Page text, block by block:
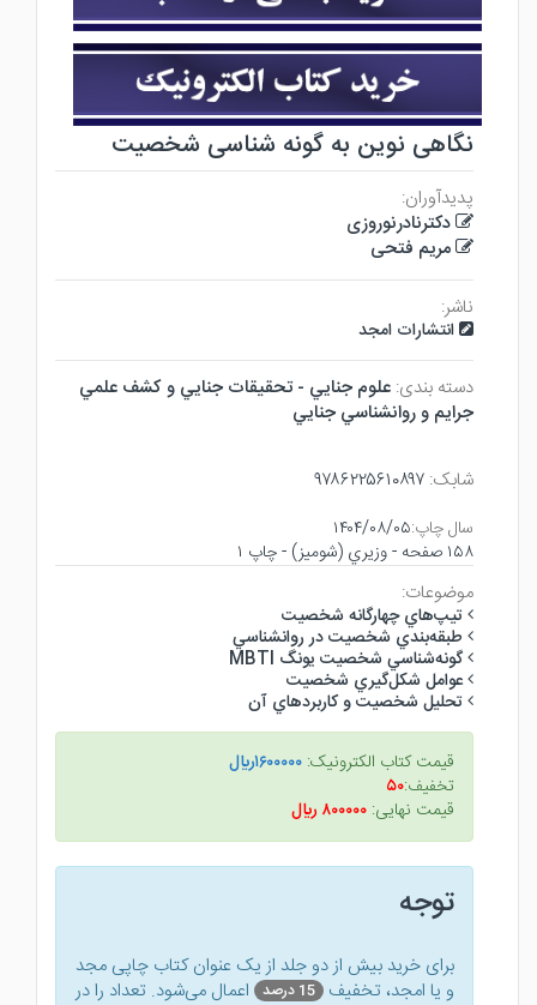
نگاهی نوین به گونه شناسی شخصیت
پدیدآوران:
دکترنادرنوروزی
مریم فتحی
ناشر:
انتشارات امجد
دسته بندی: علوم جنايي - تحقيقات جنايي و كشف علمي
جرايم و روانشناسي جنايي
شابک: ۹۷۸۶۲۲۵۶۱۰۸۹۷
سال چاپ:۱۴۰۴/۰۸/۰۵
۱۵۸ صفحه - وزيري (شوميز) - چاپ ۱
موضوعات:
تيپ‌هاي چهارگانه شخصيت
طبقه‌بندي شخصيت در روانشناسي
گونه‌شناسي شخصيت يونگ MBTI
عوامل شكل‌گيري شخصيت
تحليل شخصيت و كاربردهاي آن
قیمت کتاب الکترونیک: ۱۶۰۰۰۰۰ريال
تخفیف:۵۰
قیمت نهایی: ۸۰۰۰۰۰ ريال
توجه
برای خرید بیش از دو جلد از یک عنوان کتاب‌ چاپی مجد
و یا امجد، تخفیف 15 درصد
اعمال می‌شود. تعداد را در